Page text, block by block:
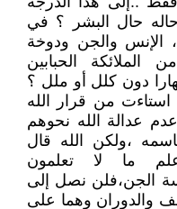
حال البشر ؟ في
الإنس والجن ودوخة
الحبابين
دون كلل أو ملل ؟
استاءت من قرار الله
عدالة الله نحوهم
،ولكن الله قال
ما لا تعلمون
الجن،فلن نصل إلى
والدوران وهما على